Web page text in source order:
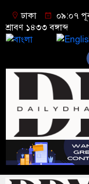
ঢাকা
০৯:০৭
শ্রাবণ ১৪৩৩ বঙ্গাব্দ